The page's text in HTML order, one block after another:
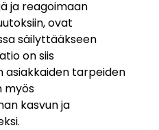
ja reagoimaan
ovat
säilyttääkseen
on siis
tarpeiden
myös
kasvun ja